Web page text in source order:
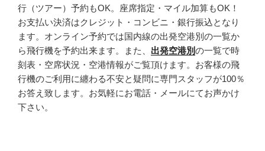
行（ツアー）予約もOK。座席指定・マイル加算もOK！
お支払い決済はクレジット・コンビニ・銀行振込となり
ます。オンライン予約では国内線の出発空港別の一覧か
ら飛行機を予約出来ます。また、 出発空港別の一覧で時
刻表・空席状況・空港情報がご覧頂けます。お客様の飛
行機のご利用に纏わる不安と疑問に専門スタッフが100％
お答え致します。お気軽にお電話・メールにてお声かけ
下さい。